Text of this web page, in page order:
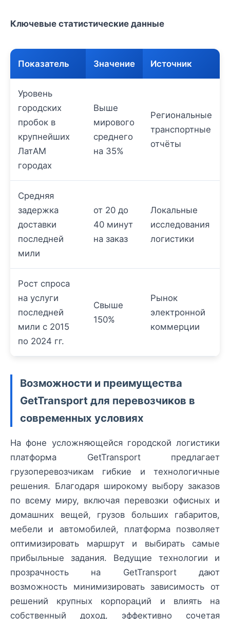
Ключевые статистические данные
Показатель Значение Источник
Уровень
городских
пробок в
крупнейших
ЛатАМ
городах
Выше
мирового
среднего
на 35%
Региональные
транспортные
отчёты
Средняя
задержка
доставки
последней
мили
от 20 до
40 минут
на заказ
Локальные
исследования
логистики
Рост спроса
на услуги
последней
мили с 2015
по 2024 гг.
Свыше
150%
Рынок
электронной
коммерции
Возможности и преимущества
GetTransport для перевозчиков в
современных условиях
На фоне усложняющейся городской логистики
платформа GetTransport предлагает
грузоперевозчикам гибкие и технологичные
решения. Благодаря широкому выбору заказов
по всему миру, включая перевозки офисных и
домашних вещей, грузов больших габаритов,
мебели и автомобилей, платформа позволяет
оптимизировать маршрут и выбирать самые
прибыльные задания. Ведущие технологии и
прозрачность на GetTransport дают
возможность минимизировать зависимость от
решений крупных корпораций и влиять на
собственный доход, эффективно сочетая